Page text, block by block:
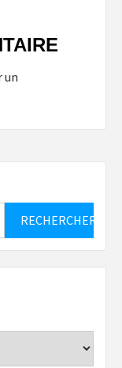
un